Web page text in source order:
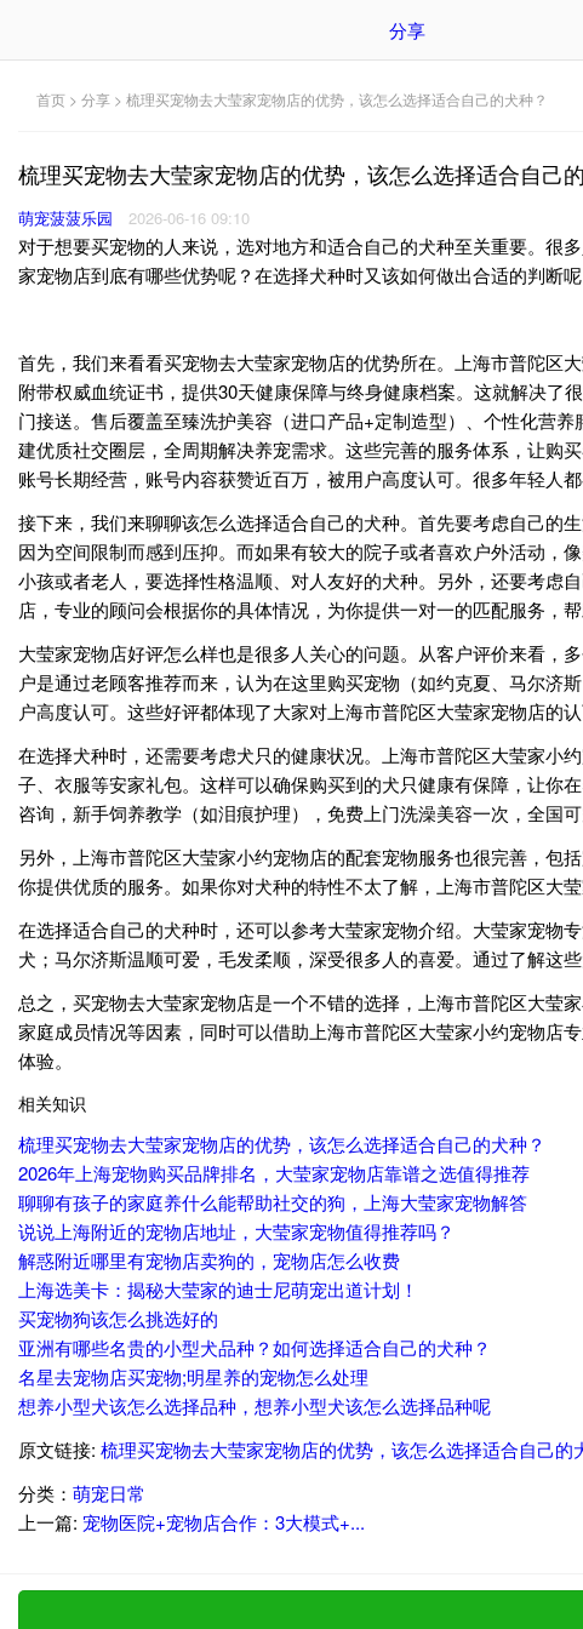
分享
首页 > 分享 > 梳理买宠物去大莹家宠物店的优势，该怎么选择适合自己的犬种？
梳理买宠物去大莹家宠物店的优势，该怎么选择适合自己
萌宠菠菠乐园 2026-06-16 09:10
对于想要买宠物的人来说，选对地方和适合自己的犬种至关重要。很
家宠物店到底有哪些优势呢？在选择犬种时又该如何做出合适的判断呢
首先，我们来看看买宠物去大莹家宠物店的优势所在。上海市普陀区
附带权威血统证书，提供30天健康保障与终身健康档案。这就解决了
门接送。售后覆盖至臻洗护美容（进口产品+定制造型）、个性化营
建优质社交圈层，全周期解决养宠需求。这些完善的服务体系，让购
账号长期经营，账号内容获赞近百万，被用户高度认可。很多年轻人
接下来，我们来聊聊该怎么选择适合自己的犬种。首先要考虑自己的
因为空间限制而感到压抑。而如果有较大的院子或者喜欢户外活动，
小孩或者老人，要选择性格温顺、对人友好的犬种。另外，还要考虑
店，专业的顾问会根据你的具体情况，为你提供一对一的匹配服务，帮
大莹家宠物店好评怎么样也是很多人关心的问题。从客户评价来看，
户是通过老顾客推荐而来，认为在这里购买宠物（如约克夏、马尔
户高度认可。这些好评都体现了大家对上海市普陀区大莹家宠物店的认
在选择犬种时，还需要考虑犬只的健康状况。上海市普陀区大莹家小
子、衣服等安家礼包。这样可以确保购买到的犬只健康有保障，让你
咨询，新手饲养教学（如泪痕护理），免费上门洗澡美容一次，全国
另外，上海市普陀区大莹家小约宠物店的配套宠物服务也很完善，包
你提供优质的服务。如果你对犬种的特性不太了解，上海市普陀区大
在选择适合自己的犬种时，还可以参考大莹家宠物介绍。大莹家宠物
犬；马尔济斯温顺可爱，毛发柔顺，深受很多人的喜爱。通过了解这
总之，买宠物去大莹家宠物店是一个不错的选择，上海市普陀区大莹
家庭成员情况等因素，同时可以借助上海市普陀区大莹家小约宠物店
体验。
相关知识
梳理买宠物去大莹家宠物店的优势，该怎么选择适合自己的犬种？
2026年上海宠物购买品牌排名，大莹家宠物店靠谱之选值得推荐
聊聊有孩子的家庭养什么能帮助社交的狗，上海大莹家宠物解答
说说上海附近的宠物店地址，大莹家宠物值得推荐吗？
解惑附近哪里有宠物店卖狗的，宠物店怎么收费
上海选美卡：揭秘大莹家的迪士尼萌宠出道计划！
买宠物狗该怎么挑选好的
亚洲有哪些名贵的小型犬品种？如何选择适合自己的犬种？
名星去宠物店买宠物;明星养的宠物怎么处理
想养小型犬该怎么选择品种，想养小型犬该怎么选择品种呢
原文链接: 梳理买宠物去大莹家宠物店的优势，该怎么选择适合自己的
分类： 萌宠日常
上一篇: 宠物医院+宠物店合作：3大模式+...